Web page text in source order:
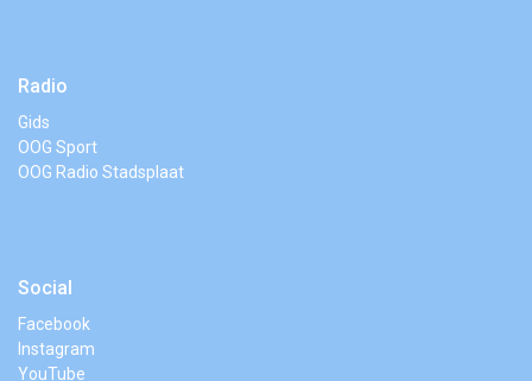
Radio
Gids
OOG Sport
OOG Radio Stadsplaat
Social
Facebook
Instagram
YouTube